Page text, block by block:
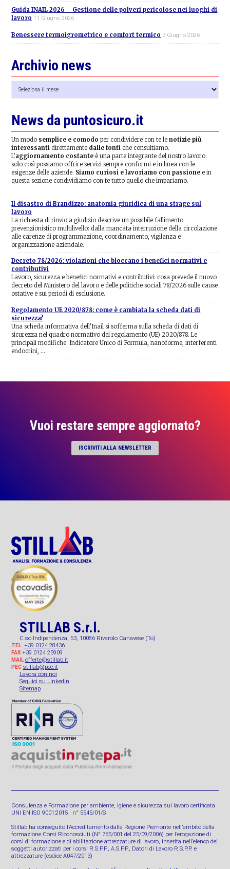
Guida INAIL 2026 – Gestione delle polveri pericolose nei luoghi di
lavoro 11 Giugno 2026
Benessere termoigrometrico e comfort termico 3 Giugno 2026
Archivio news
news
News da puntosicuro.it
Un modo semplice e comodo per condividere con te lenotizie più
interessanti direttamente dalle fonti che consultiamo.
L’aggiornamento costante è una parte integrante del nostro lavoro:
solo così possiamo offrire servizi sempre conformi e in linea con le
esigenze delle aziende. Siamo curiosi e lavoriamo con passione e in
questa sezione condividiamo con te tutto quello che impariamo.
Il disastro di Brandizzo: anatomia giuridica di una strage sul
lavoro
La richiesta di rinvio a giudizio descrive un possibile fallimento
prevenzionistico multilivello: dalla mancata interruzione della circolazione
alle carenze di programmazione, coordinamento, vigilanza e
organizzazione aziendale.
Decreto 78/2026: violazioni che bloccano i benefici normativi e
contributivi
Lavoro, sicurezza e benefici normativi e contributivi: cosa prevede il nuovo
decreto del Ministero del lavoro e delle politiche sociali 78/2026 sulle cause
ostative e sui periodi di esclusione.
Regolamento UE 2020/878: come è cambiata la scheda dati di
sicurezza?
Una scheda informativa dell'Inail si sofferma sulla scheda di dati di
sicurezza nel quadro normativo del regolamento (UE) 2020/878. Le
principali modifiche: Indicatore Unico di Formula, nanoforme, interferenti
endocrini, …
Vuoi restare sempre aggiornato?
ISCRIVITI ALLA NEWSLETTER
STILLAB S.r.l.
C.so Indipendenza, 53, 10086 Rivarolo Canavese (To)
TEL. +39 0124 28436
FAX+39 0124 25909
MAIL offerte@stillab.it
PEC stillab@pec.it
Lavora con noi
Seguici su Linkedin
Sitemap
Consulenza e Formazione per ambiente, igiene e sicurezza sul lavoro certificata
UNI EN ISO 9001:2015 · n° 5545/01/S
Stillab ha conseguito l’Accreditamento dalla Regione Piemonte nell’ambito della
formazione Corsi Riconosciuti (N° 765/001 del 25/09/2006) per l’erogazione di
corsi di formazione e di abilitazione attrezzature di lavoro, inserita nell’elenco dei
soggetti autorizzati per i corsi R.S.P.P., A.S.P.P., Datori di Lavoro R.S.P.P. e
attrezzature (codice A047/2013)